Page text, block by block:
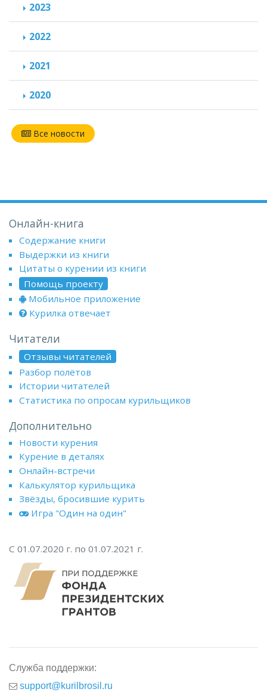
2023
2022
2021
2020
Все новости
Онлайн-книга
Содержание книги
Выдержки из книги
Цитаты о курении из книги
Помощь проекту
Мобильное приложение
Курилка отвечает
Читатели
Отзывы читателей
Разбор полётов
Истории читателей
Статистика по опросам курильщиков
Дополнительно
Новости курения
Курение в деталях
Онлайн-встречи
Калькулятор курильщика
Звёзды, бросившие курить
Игра "Один на один"
С 01.07.2020 г. по 01.07.2021 г.
Служба поддержки:
support@kurilbrosil.ru